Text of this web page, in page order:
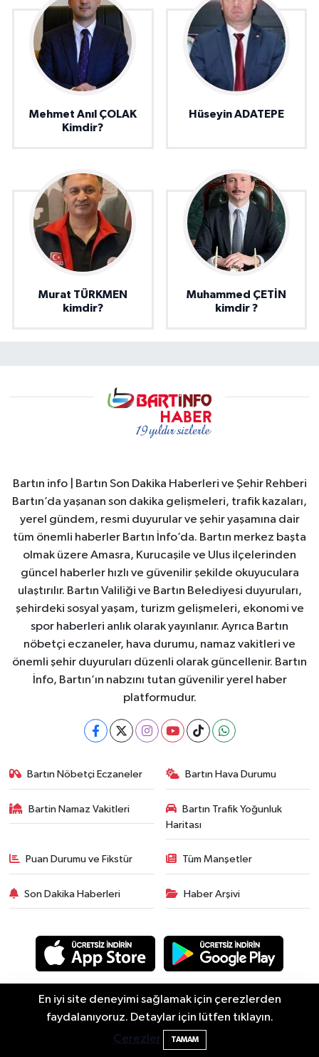
Mehmet Anıl ÇOLAK
Kimdir?
Hüseyin ADATEPE
Murat TÜRKMEN
kimdir?
Muhammed ÇETİN
kimdir ?
Bartın info | Bartın Son Dakika Haberleri ve Şehir Rehberi
Bartın’da yaşanan son dakika gelişmeleri, trafik kazaları,
yerel gündem, resmi duyurular ve şehir yaşamına dair
tüm önemli haberler Bartın İnfo’da. Bartın merkez başta
olmak üzere Amasra, Kurucaşile ve Ulus ilçelerinden
güncel haberler hızlı ve güvenilir şekilde okuyuculara
ulaştırılır. Bartın Valiliği ve Bartın Belediyesi duyuruları,
şehirdeki sosyal yaşam, turizm gelişmeleri, ekonomi ve
spor haberleri anlık olarak yayınlanır. Ayrıca Bartın
nöbetçi eczaneler, hava durumu, namaz vakitleri ve
önemli şehir duyuruları düzenli olarak güncellenir. Bartın
İnfo, Bartın’ın nabzını tutan güvenilir yerel haber
platformudur.
Bartın Nöbetçi Eczaneler Bartın Hava Durumu
Bartin Namaz Vakitleri
Bartın Trafik Yoğunluk
Haritası
Puan Durumu ve Fikstür Tüm Manşetler
Son Dakika Haberleri Haber Arşivi
Asayiş Güncel Siyaset Spor Yaşam
Eğitim
Sivil Toplum Turizm
En iyi site deneyimi sağlamak için çerezlerden
faydalanıyoruz. Detaylar için lütfen tıklayın.
Çerezler
TAMAM
2 Buzağı Hediyeli Bal Festivalinde Hande
Ünsal Sahne Alacak